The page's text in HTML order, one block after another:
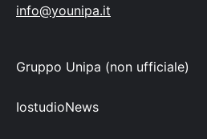
info@younipa.it
Gruppo Unipa (non ufficiale)
IostudioNews